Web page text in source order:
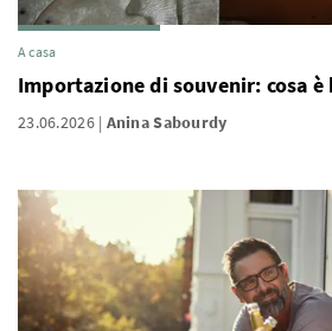
A casa
Importazione di souvenir: cosa è
23.06.2026 Anina Sabourdy